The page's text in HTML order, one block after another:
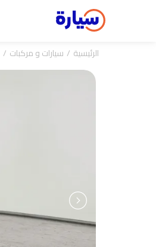
الرئيسية سيارات و مركبات